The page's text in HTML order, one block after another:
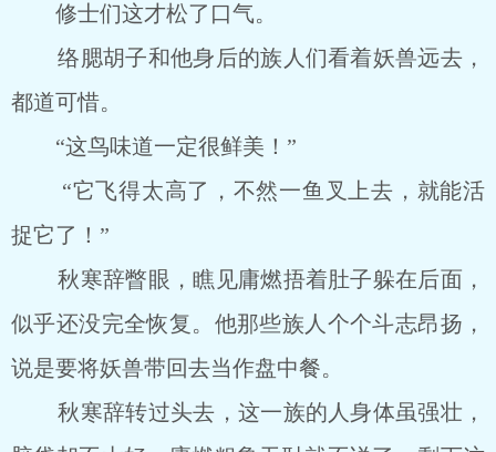
修士们这才松了口气。
络腮胡子和他身后的族人们看着妖兽远去，
都道可惜。
“这鸟味道一定很鲜美！”
“它飞得太高了，不然一鱼叉上去，就能活
捉它了！”
秋寒辞瞥眼，瞧见庸燃捂着肚子躲在后面，
似乎还没完全恢复。他那些族人个个斗志昂扬，
说是要将妖兽带回去当作盘中餐。
秋寒辞转过头去，这一族的人身体虽强壮，